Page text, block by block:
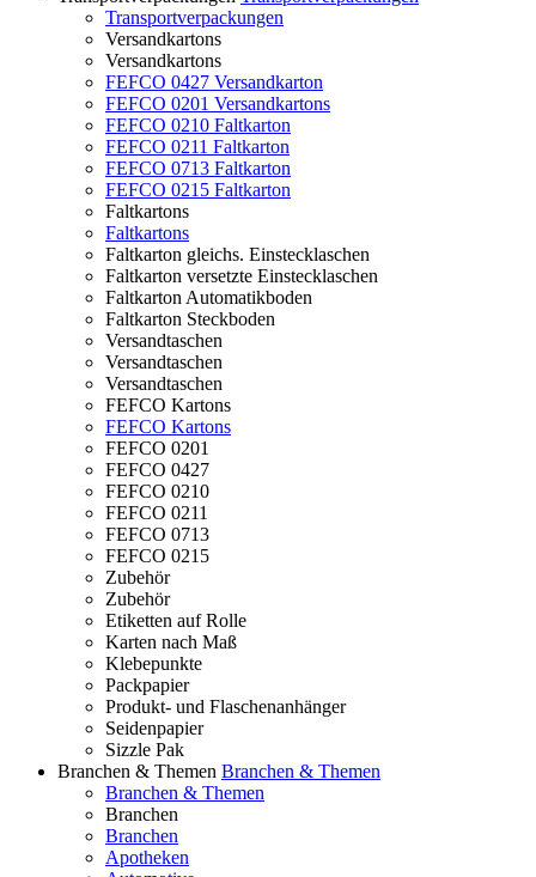
Transportverpackungen
Versandkartons
Versandkartons
FEFCO 0427 Versandkarton
FEFCO 0201 Versandkartons
FEFCO 0210 Faltkarton
FEFCO 0211 Faltkarton
FEFCO 0713 Faltkarton
FEFCO 0215 Faltkarton
Faltkartons
Faltkartons
Faltkarton gleichs. Einstecklaschen
Faltkarton versetzte Einstecklaschen
Faltkarton Automatikboden
Faltkarton Steckboden
Versandtaschen
Versandtaschen
Versandtaschen
FEFCO Kartons
FEFCO Kartons
FEFCO 0201
FEFCO 0427
FEFCO 0210
FEFCO 0211
FEFCO 0713
FEFCO 0215
Zubehör
Zubehör
Etiketten auf Rolle
Karten nach Maß
Klebepunkte
Packpapier
Produkt- und Flaschenanhänger
Seidenpapier
Sizzle Pak
Branchen & Themen Branchen & Themen
Branchen & Themen
Branchen
Branchen
Apotheken